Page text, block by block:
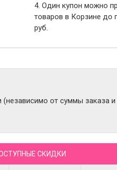
4. Один купон можно
товаров в Корзине до
руб.
от суммы заказа и
СКИДКИ